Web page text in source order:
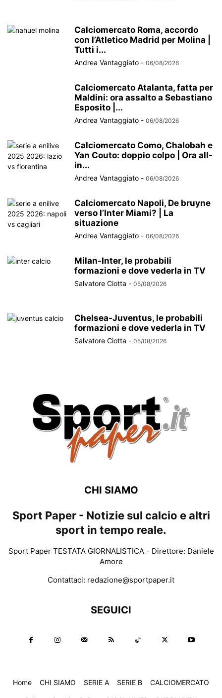
Calciomercato Roma, accordo
con l’Atletico Madrid per Molina |
Tutti i...
Andrea Vantaggiato - 06/08/2026
Calciomercato Atalanta, fatta per
Maldini: ora assalto a Sebastiano
Esposito |...
Andrea Vantaggiato - 06/08/2026
Calciomercato Como, Chalobah e
Yan Couto: doppio colpo | Ora all-
in...
Andrea Vantaggiato - 06/08/2026
Calciomercato Napoli, De bruyne
verso l’Inter Miami? | La
situazione
Andrea Vantaggiato - 06/08/2026
Milan-Inter, le probabili
formazioni e dove vederla in TV
Salvatore Ciotta - 05/08/2026
Chelsea-Juventus, le probabili
formazioni e dove vederla in TV
Salvatore Ciotta - 05/08/2026
CHI SIAMO
Sport Paper - Notizie sul calcio e altri
sport in tempo reale.
Sport Paper TESTATA GIORNALISTICA - Direttore: Daniele
Amore
Contattaci: redazione@sportpaper.it
SEGUICI
Home CHI SIAMO SERIE A SERIE B CALCIOMERCATO